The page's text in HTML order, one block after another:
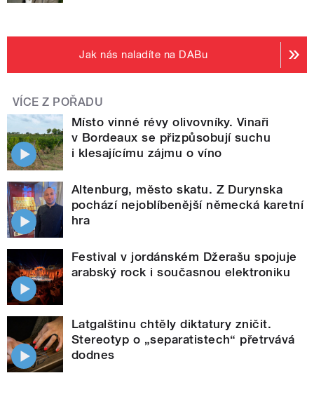
Jak nás naladíte na DABu
VÍCE Z POŘADU
Místo vinné révy olivovníky. Vinaři
v Bordeaux se přizpůsobují suchu
i klesajícímu zájmu o víno
Altenburg, město skatu. Z Durynska
pochází nejoblíbenější německá karetní
hra
Festival v jordánském Džerašu spojuje
arabský rock i současnou elektroniku
Latgalštinu chtěly diktatury zničit.
Stereotyp o „separatistech“ přetrvává
dodnes